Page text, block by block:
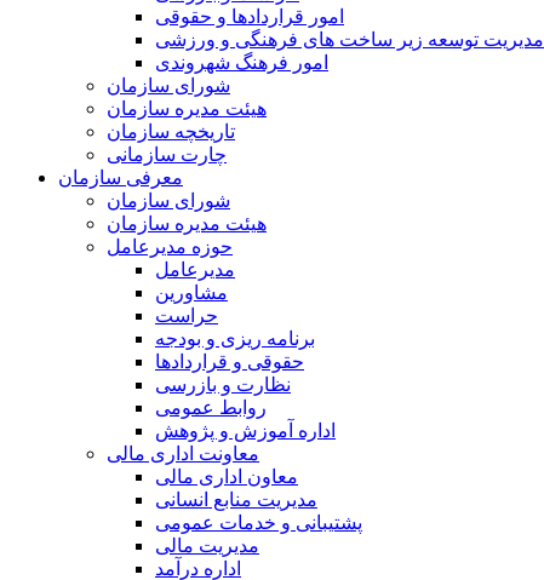
امور قراردادها و حقوقی
مدیریت توسعه زیر ساخت های فرهنگی و ورزشی
امور فرهنگ شهروندی
شورای سازمان
هیئت مدیره سازمان
تاریخچه سازمان
چارت سازمانی
معرفی سازمان
شورای سازمان
هیئت مدیره سازمان
حوزه مدیرعامل
مدیرعامل
مشاورین
حراست
برنامه ریزی و بودجه
حقوقی و قراردادها
نظارت و بازرسی
روابط عمومی
اداره آموزش و پژوهش
معاونت اداری مالی
معاون اداری مالی
مدیریت منابع انسانی
پشتیبانی و خدمات عمومی
مدیریت مالی
اداره درآمد